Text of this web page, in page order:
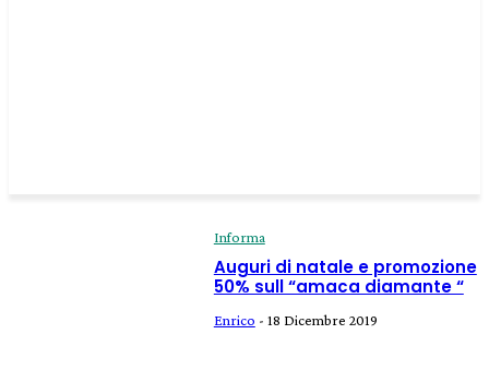
Informa
Auguri di natale e promozione
50% sull “amaca diamante “
Enrico - 18 Dicembre 2019